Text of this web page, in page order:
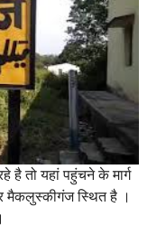
है तो यहां पहुंचने के मार्ग
मैकलुस्कीगंज स्थित है ।